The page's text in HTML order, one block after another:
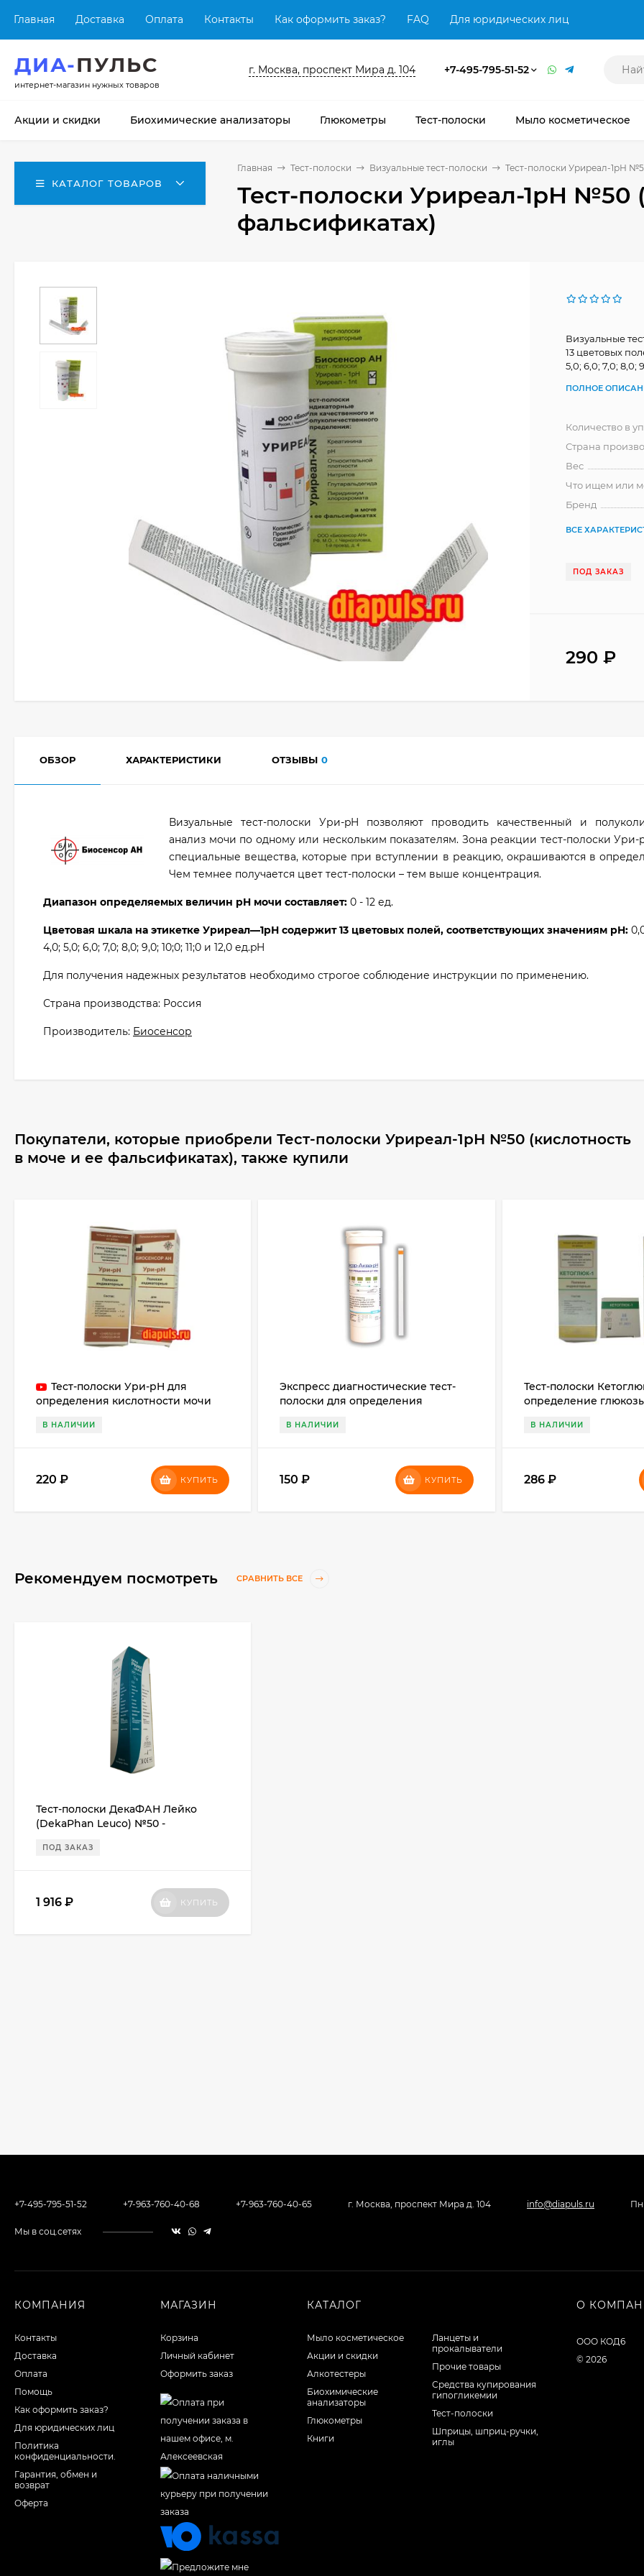
Главная Доставка Оплата Контакты Как оформить заказ? FAQ Для юридических лиц
ДИА-ПУЛЬС
интернет-магазин нужных товаров
г. Москва, проспект Мира д. 104 +7-495-795-51-52
Акции и скидки Биохимические анализаторы Глюкометры Тест-полоски Мыло косметическое
КАТАЛОГ ТОВАРОВ
Главная Тест-полоски Визуальные тест-полоски Тест-полоски Уриреал-1рН
Тест-полоски Уриреал-1рН №50
фальсификатах)
Визуальные
13 цветовых
5,0; 6,0; 7,0; 8,0;
ПОЛНОЕ
Количество в
Страна
Вес
Что ищем или
Бренд
ВСЕ
ПОД ЗАКАЗ
290₽
ОБЗОР ХАРАКТЕРИСТИКИ ОТЗЫВЫ 0
Визуальные тест-полоски Ури-pH позволяют проводить качественный и
анализ мочи по одному или нескольким показателям. Зона реакции тест-полоски
специальные вещества, которые при вступлении в реакцию, окрашиваются в
Чем темнее получается цвет тест-полоски – тем выше концентрация.
Диапазон определяемых величин pH мочи составляет: 0 - 12 ед.
Цветовая шкала на этикетке Уриреал—1рН содержит 13 цветовых полей, соответствующих значениям pH:
4,0; 5,0; 6,0; 7,0; 8,0; 9,0; 10;0; 11;0 и 12,0 ед.pH
Для получения надежных результатов необходимо строгое соблюдение инструкции по применению.
Страна производства: Россия
Производитель: Биосенсор
Покупатели, которые приобрели Тест-полоски Уриреал-1рН №50 (кислотность
в моче и ее фальсификатах), также купили
Тест-полоски Ури-pH для
определения кислотности мочи
В НАЛИЧИИ
220 ₽ КУПИТЬ
Экспресс диагностические тест-
полоски для определения
Аква-рН (питьевой, аквариумной,
В НАЛИЧИИ
150₽ КУПИТЬ
Тест-полоски
определение
В НАЛИЧИИ
286 ₽
Рекомендуем посмотреть СРАВНИТЬ ВСЕ
Тест-полоски ДекаФАН Лейко
(DekaPhan Leuco) №50 -
✔кетоны, ✔глюкоза, ✔белок, ✔рН,
ПОД ЗАКАЗ
1 916 ₽ КУПИТЬ
+7-495-795-51-52 +7-963-760-40-68 +7-963-760-40-65 г. Москва, проспект Мира д. 104 info@diapuls.ru Пн
Мы в соц.сетях
КОМПАНИЯ
Контакты
Доставка
Оплата
Помощь
Как оформить заказ?
Для юридических лиц
Политика
конфиденциальности.
Гарантия, обмен и
возврат
Оферта
МАГАЗИН
Корзина
Личный кабинет
Оформить заказ
КАТАЛОГ
Мыло косметическое
Акции и скидки
Алкотестеры
Биохимические
анализаторы
Глюкометры
Книги
Ланцеты и
прокалыватели
Прочие товары
Средства купирования
гипогликемии
Тест-полоски
Шприцы, шприц-ручки,
иглы
О
ООО КОД6
© 2026